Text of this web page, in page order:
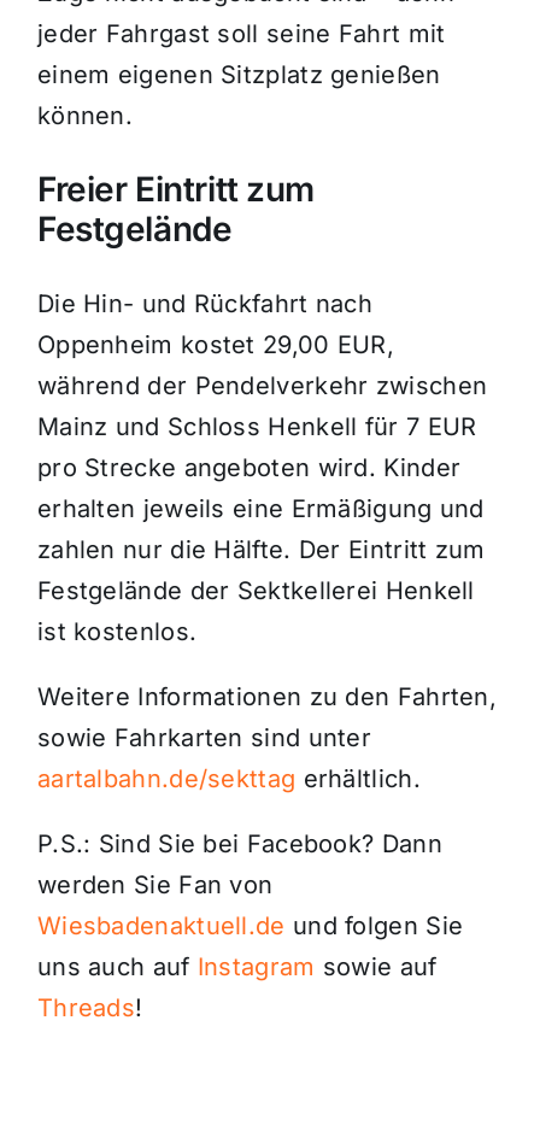
jeder Fahrgast soll seine Fahrt mit
einem eigenen Sitzplatz genießen
können.
Freier Eintritt zum
Festgelände
Die Hin- und Rückfahrt nach
Oppenheim kostet 29,00 EUR,
während der Pendelverkehr zwischen
Mainz und Schloss Henkell für 7 EUR
pro Strecke angeboten wird. Kinder
erhalten jeweils eine Ermäßigung und
zahlen nur die Hälfte. Der Eintritt zum
Festgelände der Sektkellerei Henkell
ist kostenlos.
Weitere Informationen zu den Fahrten,
sowie Fahrkarten sind unter
aartalbahn.de/sekttag erhältlich.
P.S.: Sind Sie bei Facebook? Dann
werden Sie Fan von
Wiesbadenaktuell.de und folgen Sie
uns auch auf Instagram sowie auf
Threads!